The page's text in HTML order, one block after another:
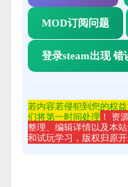
MOD订阅问题
登录steam出现 错
若内容若侵犯到您的权
们将第一时间处理 ！ 资
整理、编辑详情以及本
和试玩学习，版权归原开